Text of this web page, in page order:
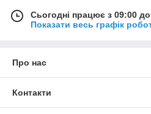
Сьогодні працює з 09:00
Показати весь графік
Про нас
Контакти